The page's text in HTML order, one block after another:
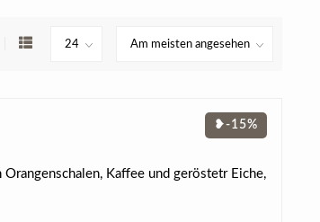
❥-15%
Kaffee und geröstetr Eiche,